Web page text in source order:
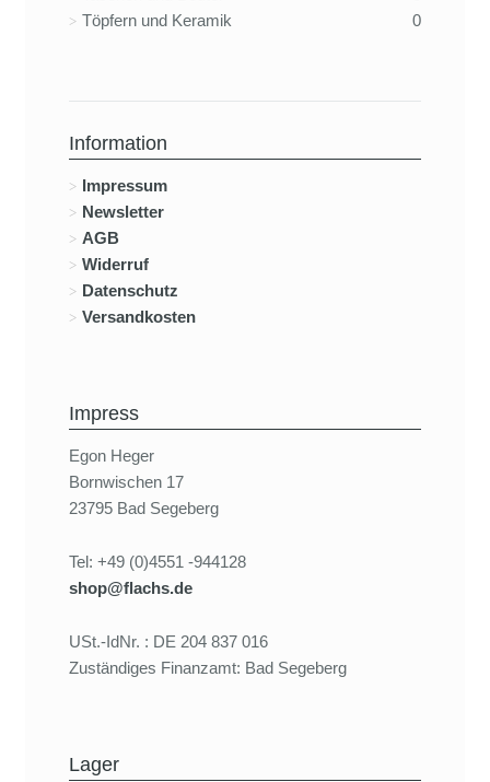
Töpfern und Keramik
0
Information
Impressum
Newsletter
AGB
Widerruf
Datenschutz
Versandkosten
Impress
Egon Heger
Bornwischen 17
23795 Bad Segeberg
Tel: +49 (0)4551 -944128
shop@flachs.de
USt.-IdNr. : DE 204 837 016
Zuständiges Finanzamt: Bad Segeberg
Lager